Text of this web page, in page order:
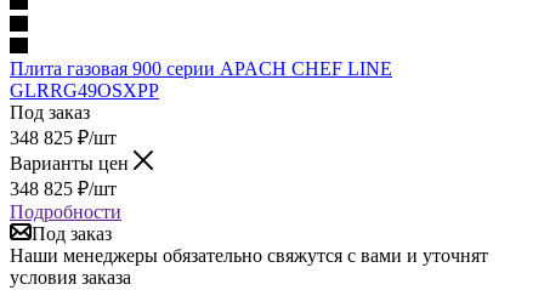
Плита газовая 900 серии APACH CHEF LINE
GLRRG49OSXPP
Под заказ
348 825 ₽/шт
Варианты цен
348 825 ₽/шт
Подробности
Под заказ
Наши менеджеры обязательно свяжутся с вами и уточнят
условия заказа